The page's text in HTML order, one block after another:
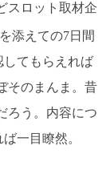
スロット取材企
を添えての7日間
してもらえれば
そのまんま。昔
ろう。内容につ
一目瞭然。